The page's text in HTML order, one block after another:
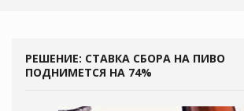
РЕШЕНИЕ: СТАВКА СБОРА НА ПИВО
ПОДНИМЕТСЯ НА 74%